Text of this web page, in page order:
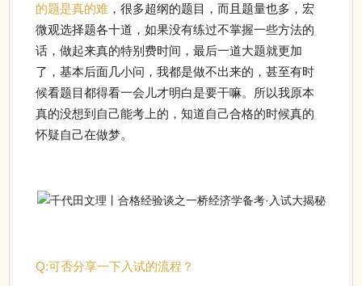
的题是真的难 ，很多超纲的题目，而且题量也多，宏
微观选择题各十道，如果没有练过不掌握一些方法的
话，做起来真的特别费时间，最后一道大题就更加
了，基本后面几小问，我都是做不出来的，甚至有时
候看题目都得看一会儿才明白是要干嘛。所以我原本
真的没想到自己能考上的，知道自己合格的时候真的
怀疑自己在做梦。
Q:可否分享一下入试的流程？